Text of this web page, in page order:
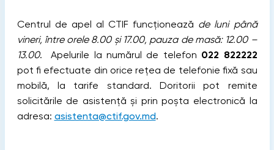
Centrul de apel al CTIF funcționează de luni până
vineri, între orele 8.00 și 17.00, pauza de masă: 12.00 –
13.00. Apelurile la numărul de telefon 022 822222
pot fi efectuate din orice rețea de telefonie fixă sau
mobilă, la tarife standard. Doritorii pot remite
solicitările de asistență și prin poșta electronică la
adresa: asistenta@ctif.gov.md.